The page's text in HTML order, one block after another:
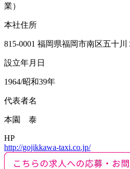
業）
本社住所
815-0001 福岡県福岡市南区五十
設立年月日
1964/昭和39年
代表者名
本園 泰
HP
http://gojikkawa-taxi.co.jp/